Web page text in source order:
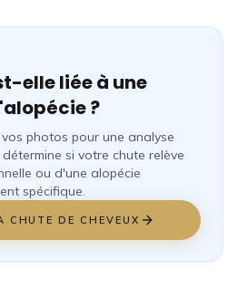
elle liée à une
?
photos pour une analyse
si votre chute relève
ou d'une alopécie
spécifique.
CHUTE DE CHEVEUX